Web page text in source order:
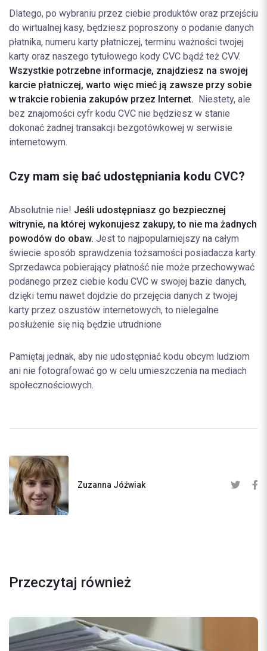
Dlatego, po wybraniu przez ciebie produktów oraz przejściu
do wirtualnej kasy, będziesz poproszony o podanie danych
płatnika, numeru karty płatniczej, terminu ważności twojej
karty oraz naszego tytułowego kody CVC bądź też CVV.
Wszystkie potrzebne informacje, znajdziesz na swojej
karcie płatniczej, warto więc mieć ją zawsze przy sobie
w trakcie robienia zakupów przez Internet. Niestety, ale
bez znajomości cyfr kodu CVC nie będziesz w stanie
dokonać żadnej transakcji bezgotówkowej w serwisie
internetowym.
Czy mam się bać udostępniania kodu CVC?
Absolutnie nie! Jeśli udostępniasz go bezpiecznej
witrynie, na której wykonujesz zakupy, to nie ma żadnych
powodów do obaw. Jest to najpopularniejszy na całym
świecie sposób sprawdzenia tożsamości posiadacza karty.
Sprzedawca pobierający płatność nie może przechowywać
podanego przez ciebie kodu CVC w swojej bazie danych,
dzięki temu nawet dojdzie do przejęcia danych z twojej
karty przez oszustów internetowych, to nielegalne
posłużenie się nią będzie utrudnione
Pamiętaj jednak, aby nie udostępniać kodu obcym ludziom
ani nie fotografować go w celu umieszczenia na mediach
społecznościowych.
Zuzanna Jóźwiak
Przeczytaj również